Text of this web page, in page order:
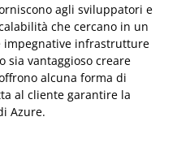
agli sviluppatori e
che cercano in un
impegnative infrastrutture
sia vantaggioso creare
alcuna forma di
al cliente garantire la
Azure.